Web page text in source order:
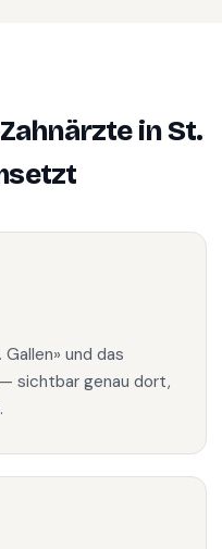
ZahnärzteinSt.
und das
sichtbar genau dort,